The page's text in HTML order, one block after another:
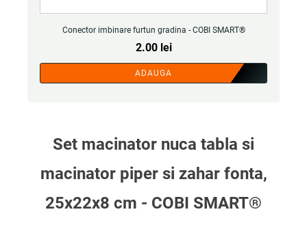
Conector imbinare furtun gradina - COBI SMART®
2.00 lei
ADAUGA
Set macinator nuca tabla si
macinator piper si zahar fonta,
25x22x8 cm - COBI SMART®